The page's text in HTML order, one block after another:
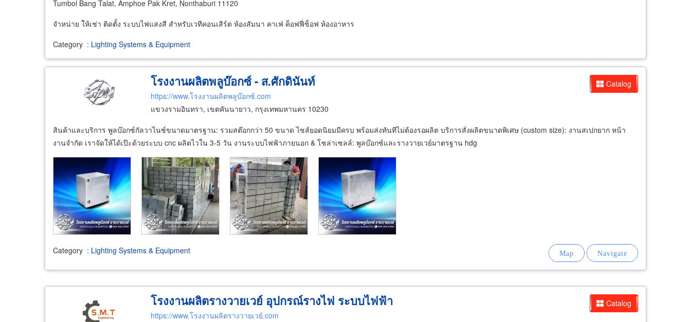
Tumbol Bang Talat, Amphoe Pak Kret, Nonthaburi 11120
จำหน่าย ให้เช่า ติดตั้ง ระบบไฟแสงสี สำหรับเวทีคอนเสิร์ต ห้องสัมนา คาเฟ่ ค็อฟฟี่ช็อฟ ห้องอาหาร
Category : Lighting Systems & Equipment
Catalog
โรงงานผลิตพลูบ๊อกซ์ - ส.ศักดินันท์
https://www.โรงงานผลิตพลูบ๊อกซ์.com
แขวงรามอินทรา, เขตคันนายาว, กรุงเทพมหานคร 10230
สินค้าและบริการ พูลบ๊อกซ์กัลวาไนซ์ขนาดมาตรฐาน: รวมสต๊อกกว่า 50 ขนาด ไซส์ยอดนิยมมีครบ พร้อมส่งทันทีไม่ต้องรอผลิต บริการสั่งผลิตขนาดพิเศษ (custom size): งานสเปกยาก หน้า
งานจำกัด เราจัดให้ได้เป๊ะด้วยระบบ cnc ผลิตไวใน 3-5 วัน งานระบบไฟฟ้าภายนอก & โซล่าเซลล์: พูลบ๊อกซ์และรางวายเวย์มาตรฐาน hdg
Category : Lighting Systems & Equipment
Catalog
โรงงานผลิตรางวายเวย์ อุปกรณ์รางไฟ ระบบไฟฟ้า
https://www.โรงงานผลิตรางวายเวย์.com